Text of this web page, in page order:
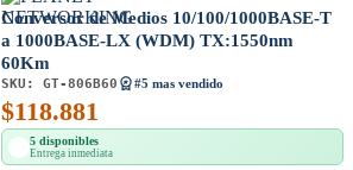
Conversor de Medios 10/100/1000BASE-T
a 1000BASE-LX (WDM) TX:1550nm
60Km
SKU: GT-806B60 #5 mas vendido
$118.881
5 disponibles
Entrega inmediata